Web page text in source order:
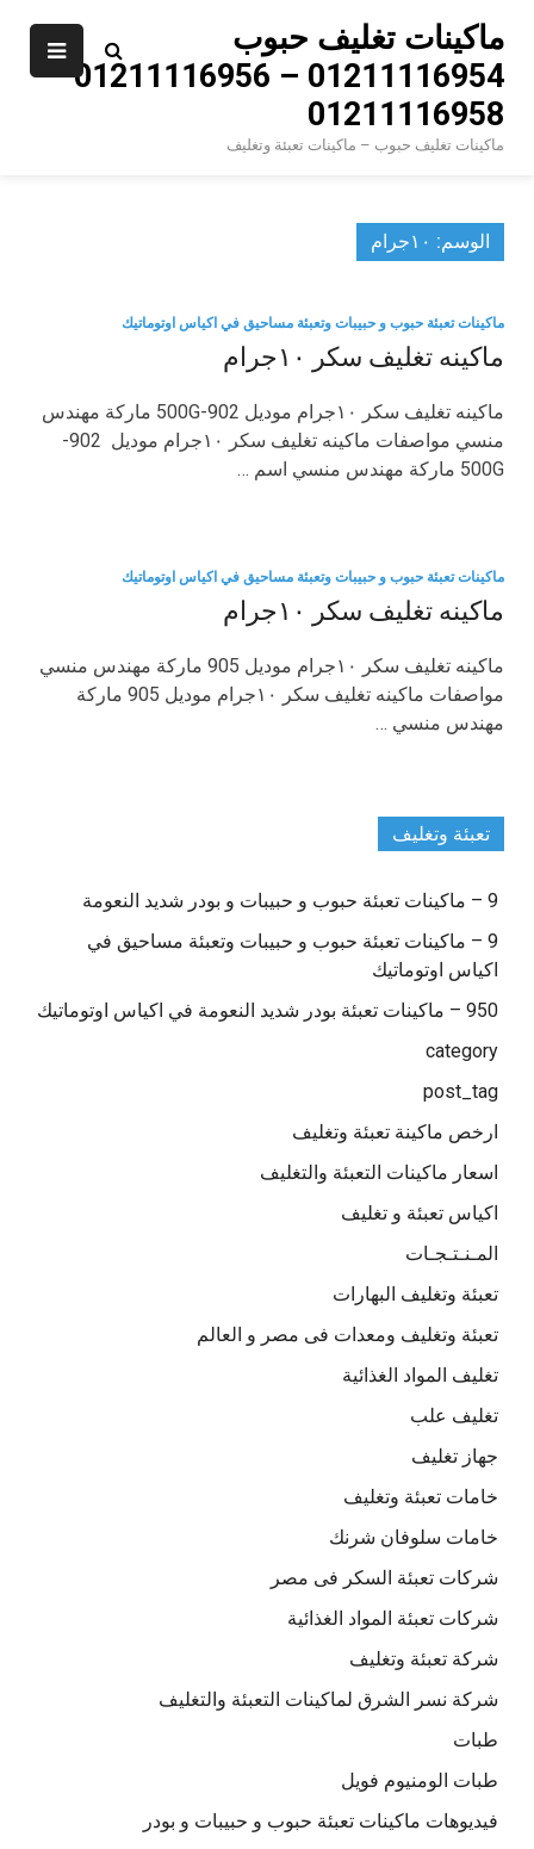
content
ماكينات تغليف حبوب
01211116954 – 01211116956 –
01211116958
ماكينات تغليف حبوب – ماكينات تعبئة وتغليف
الوسم: ١٠جرام
ماكينات تعبئة حبوب و حبيبات وتعبئة مساحيق في اكياس اوتوماتيك
ماكينه تغليف سكر ١٠جرام
ماكينه تغليف سكر ١٠جرام موديل 902-500G ماركة مهندس
منسي مواصفات ماكينه تغليف سكر ١٠جرام موديل 902-
500G ماركة مهندس منسي اسم …
ماكينات تعبئة حبوب و حبيبات وتعبئة مساحيق في اكياس اوتوماتيك
ماكينه تغليف سكر ١٠جرام
ماكينه تغليف سكر ١٠جرام موديل 905 ماركة مهندس منسي
مواصفات ماكينه تغليف سكر ١٠جرام موديل 905 ماركة
مهندس منسي …
تعبئة وتغليف
9 – ماكينات تعبئة حبوب و حبيبات و بودر شديد النعومة
9 – ماكينات تعبئة حبوب و حبيبات وتعبئة مساحيق في
اكياس اوتوماتيك
950 – ماكينات تعبئة بودر شديد النعومة في اكياس اوتوماتيك
category
post_tag
ارخص ماكينة تعبئة وتغليف
اسعار ماكينات التعبئة والتغليف
اكياس تعبئة و تغليف
المـنـتـجـات
تعبئة وتغليف البهارات
تعبئة وتغليف ومعدات فى مصر و العالم
تغليف المواد الغذائية
تغليف علب
جهاز تغليف
خامات تعبئة وتغليف
خامات سلوفان شرنك
شركات تعبئة السكر فى مصر
شركات تعبئة المواد الغذائية
شركة تعبئة وتغليف
شركة نسر الشرق لماكينات التعبئة والتغليف
طبات
طبات الومنيوم فويل
فيديوهات ماكينات تعبئة حبوب و حبيبات و بودر